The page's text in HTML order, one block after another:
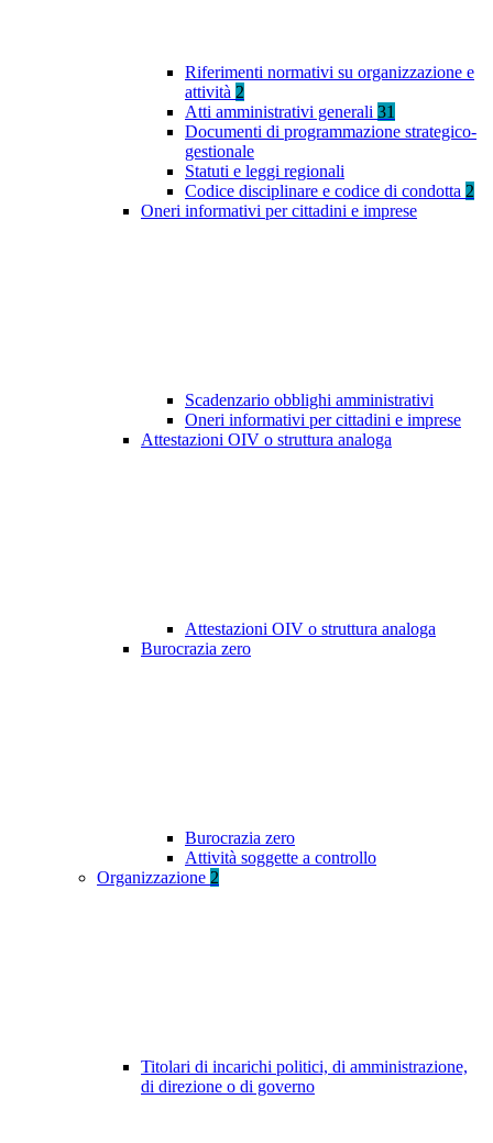
Riferimenti normativi su organizzazione e
attività 2
Atti amministrativi generali 31
Documenti di programmazione strategico-
gestionale
Statuti e leggi regionali
Codice disciplinare e codice di condotta 2
Oneri informativi per cittadini e imprese
Scadenzario obblighi amministrativi
Oneri informativi per cittadini e imprese
Attestazioni OIV o struttura analoga
Attestazioni OIV o struttura analoga
Burocrazia zero
Burocrazia zero
Attività soggette a controllo
Organizzazione 2
Titolari di incarichi politici, di amministrazione,
di direzione o di governo